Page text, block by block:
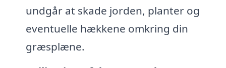
undgår at skade jorden, planter og
eventuelle hækkene omkring din
græsplæne.